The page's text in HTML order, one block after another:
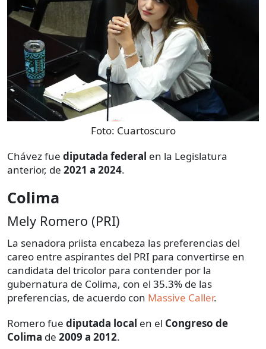
Foto: Cuartoscuro
Chávez fue diputada federal en la Legislatura
anterior, de 2021 a 2024.
Colima
Mely Romero (PRI)
La senadora priista encabeza las preferencias del
careo entre aspirantes del PRI para convertirse en
candidata del tricolor para contender por la
gubernatura de Colima, con el 35.3% de las
preferencias, de acuerdo con Massive Caller.
Romero fue diputada local en el Congreso de
Colima de 2009 a 2012.